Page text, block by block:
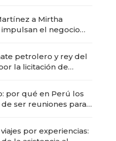
a Mirtha
el negocio
petrolero y rey del
la licitación de
por qué en Perú los
ser reuniones para
por experiencias: